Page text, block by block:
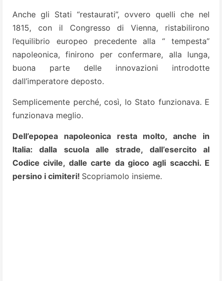
Anche gli Stati “restaurati”, ovvero quelli che nel
1815, con il Congresso di Vienna, ristabilirono
l’equilibrio europeo precedente alla “ tempesta”
napoleonica, finirono per confermare, alla lunga,
buona parte delle innovazioni introdotte
dall’imperatore deposto.
Semplicemente perché, così, lo Stato funzionava. E
funzionava meglio.
Dell’epopea napoleonica resta molto, anche in
Italia: dalla scuola alle strade, dall’esercito al
Codice civile, dalle carte da gioco agli scacchi. E
persino i cimiteri! Scopriamolo insieme.